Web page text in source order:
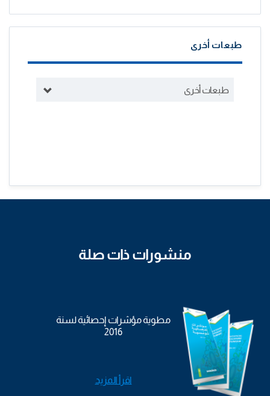
طبعات أخرى
طبعات أخرى
منشورات ذات صلة
مطوية مؤشرات إحصائية لسنة
2016
اقرأ المزيد